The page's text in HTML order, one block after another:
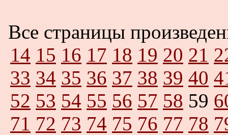
Все страницы
14 15 16 17 18 19 20 21
33 34 35 36 37 38 39 40
52 53 54 55 56 57 58 59
71 72 73 74 75 76 77 78